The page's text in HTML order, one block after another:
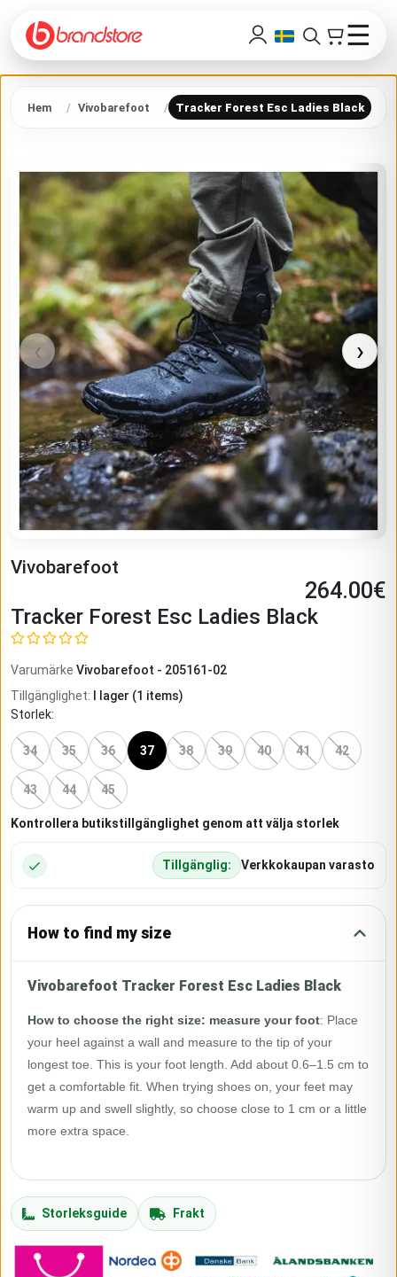
☰
Hem Vivobarefoot Tracker Forest Esc Ladies Black
‹ ›
Vivobarefoot
264.00€
Tracker Forest Esc Ladies Black
Varumärke Vivobarefoot - 205161-02
Tillgänglighet: I lager (1 items)
Storlek:
34 35 36 37 38 39 40 41 42
43 44 45
Kontrollera butikstillgänglighet genom att välja storlek
Tillgänglig: Verkkokaupan varasto
How to find my size
Vivobarefoot Tracker Forest Esc Ladies Black
How to choose the right size: measure your foot: Place
your heel against a wall and measure to the tip of your
longest toe. This is your foot length. Add about 0.6–1.5 cm to
get a comfortable fit. When trying shoes on, your feet may
warm up and swell slightly, so choose close to 1 cm or a little
more extra space.
Storleksguide Frakt